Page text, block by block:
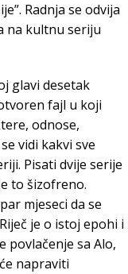
Radnja se odvija
na kultnu seriju
glavi desetak
fajl u koji
odnose,
vidi kakvi sve
Pisati dvije serije
to šizofreno.
mjeseci da se
je o istoj epohi i
povlačenje sa Alo,
napraviti